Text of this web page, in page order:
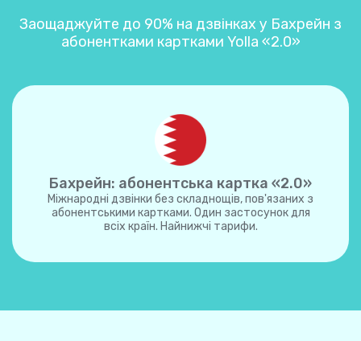
Заощаджуйте до 90% на дзвінках у Бахрейн з
абонентками картками Yolla «2.0»
Бахрейн: абонентська картка «2.0»
Міжнародні дзвінки без складнощів, пов'язаних з
абонентськими картками. Один застосунок для
всіх країн. Найнижчі тарифи.